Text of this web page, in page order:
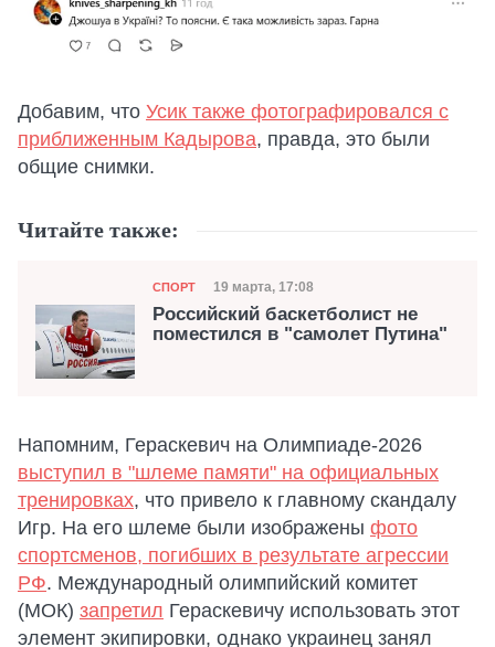
Добавим, что Усик также фотографировался с
приближенным Кадырова, правда, это были
общие снимки.
Читайте также:
Категория
СПОРТ Дата публикации
19 марта, 17:08
Российский баскетболист не
поместился в "самолет Путина"
Напомним, Гераскевич на Олимпиаде-2026
выступил в "шлеме памяти" на официальных
тренировках, что привело к главному скандалу
Игр. На его шлеме были изображены фото
спортсменов, погибших в результате агрессии
РФ. Международный олимпийский комитет
(МОК) запретил Гераскевичу использовать этот
элемент экипировки, однако украинец занял